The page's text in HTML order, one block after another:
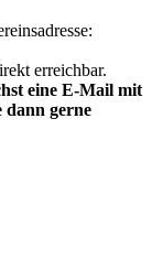
erreichbar.
eine E-Mail mit
dann gerne